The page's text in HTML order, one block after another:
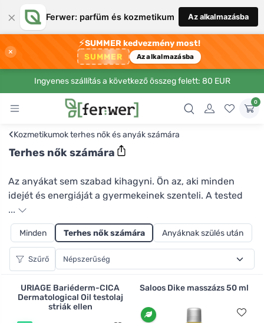
× Ferwer: parfüm és kozmetikum Az alkalmazásba
×
⚡SUMMER kedvezmény most!
SUMMER Az alkalmazásba
Ingyenes szállítás a következő összeg felett: 80 EUR
0
‹Kozmetikumok terhes nők és anyák számára
Terhes nők számára
Az anyákat sem szabad kihagyni. Ön az, aki minden
idejét és energiáját a gyermekeinek szenteli. A tested
pedig egy kicsit kimaradhat. De vigyázz magadra is,
csak így lesz erőd a babára is vigyázni. Kényeztesse
magát a Kvitok Szép Pocak regeneráló, terhességi
csíkok elleni ápoló olajjal, amely növeli a bőr
rugalmasságát, így hatékonyan segít kisimítani a
...
Minden Terhes nők számára Anyáknak szülés után
Szűrő
URIAGE Bariéderm-CICA
Dermatological Oil testolaj
striák ellen
Saloos Dike masszázs 50 ml